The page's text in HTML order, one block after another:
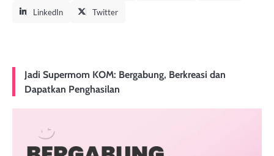
LinkedIn Twitter
Jadi Supermom KOM: Bergabung, Berkreasi dan
Dapatkan Penghasilan